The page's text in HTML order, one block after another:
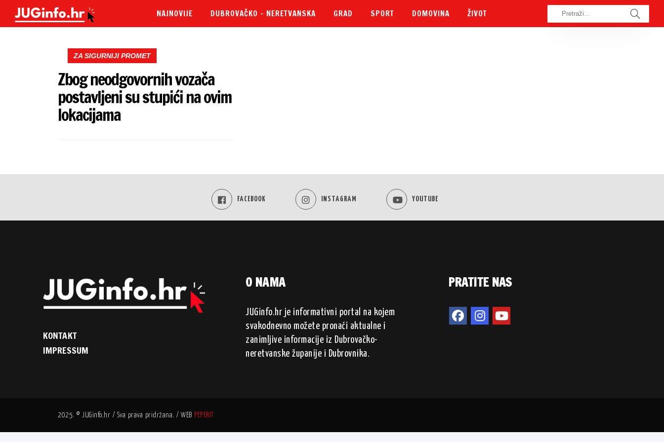
NAJNOVIJE DUBROVAČKO – NERETVANSKA GRAD SPORT DOMOVINA ŽIVOT
ZA SIGURNIJI PROMET
Zbog neodgovornih vozača
postavljeni su stupići na ovim
lokacijama
FACEBOOK INSTAGRAM YOUTUBE
KONTAKT
IMPRESSUM
O NAMA
JUGinfo.hr je informativni portal na kojem
svakodnevno možete pronaći aktualne i
zanimljive informacije iz Dubrovačko-
neretvanske županije i Dubrovnika.
PRATITE NAS
2025. © JUGinfo.hr / Sva prava pridržana. / WEB PEPERIT